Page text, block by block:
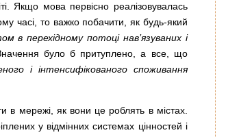
Якщо мова первісно реалізовувалась
часі, то важко побачити, як будь-який
в перехідному потоці нав’язуваних і
було б притуплено, а все, що
і інтенсифікованого споживання
в мережі, як вони це роблять в містах.
у відмінних системах цінностей і